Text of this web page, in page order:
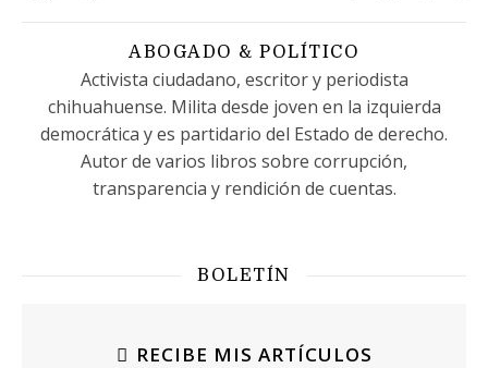
ABOGADO & POLÍTICO
Activista ciudadano, escritor y periodista
chihuahuense. Milita desde joven en la izquierda
democrática y es partidario del Estado de derecho.
Autor de varios libros sobre corrupción,
transparencia y rendición de cuentas.
BOLETÍN
RECIBE MIS ARTÍCULOS